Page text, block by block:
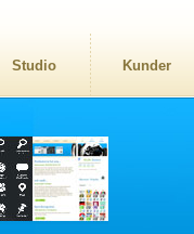
Studio Kunder